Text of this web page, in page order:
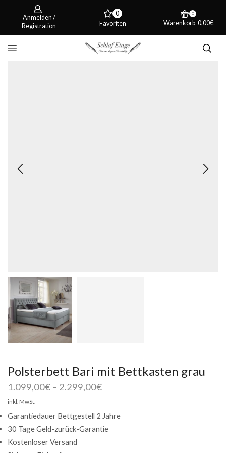
Anmelden /
Registration
0
Favoriten
0
Warenkorb 0,00€
Polsterbett Bari mit Bettkasten grau
1.099,00€ – 2.299,00€
inkl. MwSt.
Garantiedauer Bettgestell 2 Jahre
30 Tage Geld-zurück-Garantie
Kostenloser Versand